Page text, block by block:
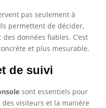
pas seulement à
permettent de décider,
données fiables. C’est
et plus mesurable.
de suivi
sont essentiels pour
visiteurs et la manière